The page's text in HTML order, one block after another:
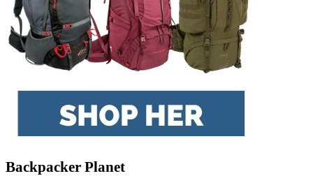
Backpacker Planet